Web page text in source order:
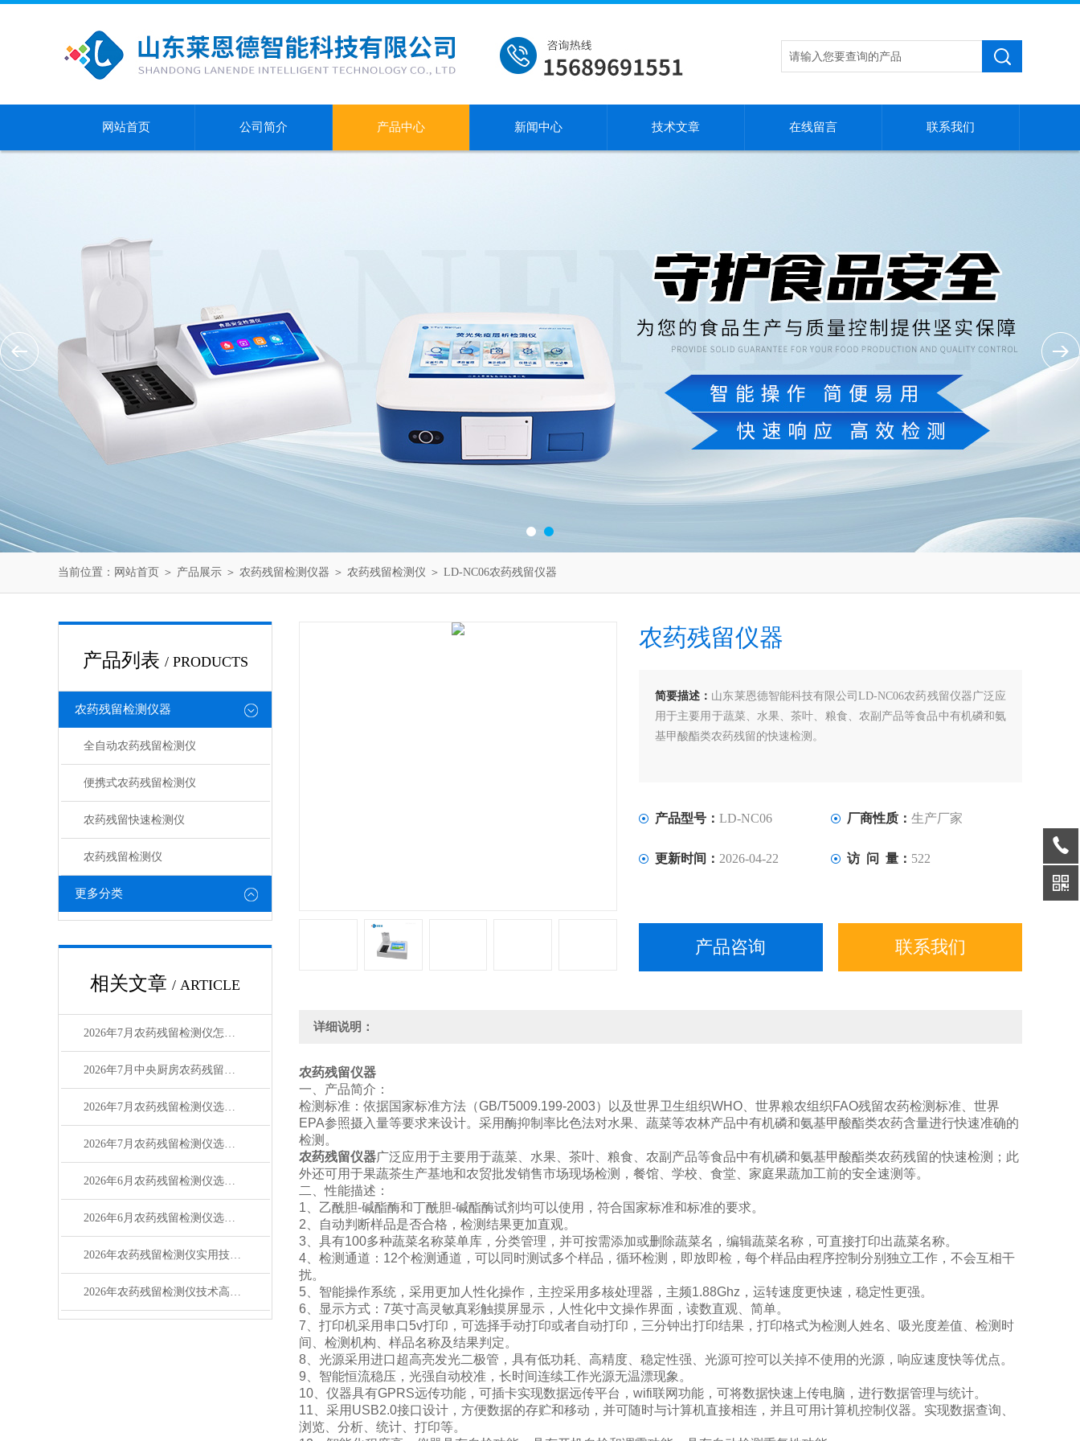
网站首页 公司简介 产品中心 新闻中心 技术文章 在线留言 联系我们
当前位置： 网站首页 ＞ 产品展示 ＞ 农药残留检测仪器 ＞ 农药残留检测仪 ＞ LD-NC06农药残留仪器
产品列表 / PRODUCTS
农药残留检测仪器
全自动农药残留检测仪
便携式农药残留检测仪
农药残留快速检测仪
农药残留检测仪
更多分类
相关文章 / ARTICLE
2026年7月农药残留检测仪怎么选？中央厨房选购指南
2026年7月中央厨房农药残留检测仪怎么选？高性价比厂家测评
2026年7月农药残留检测仪选购指南：品牌性价比对比
2026年7月农药残留检测仪选购指南：品牌对比测评
2026年6月农药残留检测仪选购攻略（适配多场景检测）
2026年6月农药残留检测仪选购攻略（适配食品检测场景）
2026年农药残留检测仪实用技术问答指南
2026年农药残留检测仪技术高频问答指南
农药残留仪器
简要描述： 山东莱恩德智能科技有限公司LD-NC06农药残留仪器广泛应
用于主要用于蔬菜、水果、茶叶、粮食、农副产品等食品中有机磷和氨
基甲酸酯类农药残留的快速检测。
产品型号： LD-NC06 厂商性质： 生产厂家
更新时间： 2026-04-22 访 问 量： 522
产品咨询 联系我们
详细说明：
农药残留仪器
一、产品简介：
检测标准：依据国家标准方法（GB/T5009.199-2003）以及世界卫生组织WHO、世界粮农组织FAO残留农药检测标准、世界
EPA参照摄入量等要求来设计。采用酶抑制率比色法对水果、蔬菜等农林产品中有机磷和氨基甲酸酯类农药含量进行快速准确的
检测。
农药残留仪器广泛应用于主要用于蔬菜、水果、茶叶、粮食、农副产品等食品中有机磷和氨基甲酸酯类农药残留的快速检测；此
外还可用于果蔬茶生产基地和农贸批发销售市场现场检测，餐馆、学校、食堂、家庭果蔬加工前的安全速测等。
二、性能描述：
1、乙酰胆-碱酯酶和丁酰胆-碱酯酶试剂均可以使用，符合国家标准和标准的要求。
2、自动判断样品是否合格，检测结果更加直观。
3、具有100多种蔬菜名称菜单库，分类管理，并可按需添加或删除蔬菜名，编辑蔬菜名称，可直接打印出蔬菜名称。
4、检测通道：12个检测通道，可以同时测试多个样品，循环检测，即放即检，每个样品由程序控制分别独立工作，不会互相干
扰。
5、智能操作系统，采用更加人性化操作，主控采用多核处理器，主频1.88Ghz，运转速度更快速，稳定性更强。
6、显示方式：7英寸高灵敏真彩触摸屏显示，人性化中文操作界面，读数直观、简单。
7、打印机采用串口5v打印，可选择手动打印或者自动打印，三分钟出打印结果，打印格式为检测人姓名、吸光度差值、检测时
间、检测机构、样品名称及结果判定。
8、光源采用进口超高亮发光二极管，具有低功耗、高精度、稳定性强、光源可控可以关掉不使用的光源，响应速度快等优点。
9、智能恒流稳压，光强自动校准，长时间连续工作光源无温漂现象。
10、仪器具有GPRS远传功能，可插卡实现数据远传平台，wifi联网功能，可将数据快速上传电脑，进行数据管理与统计。
11、采用USB2.0接口设计，方便数据的存贮和移动，并可随时与计算机直接相连，并且可用计算机控制仪器。实现数据查询、
浏览、分析、统计、打印等。